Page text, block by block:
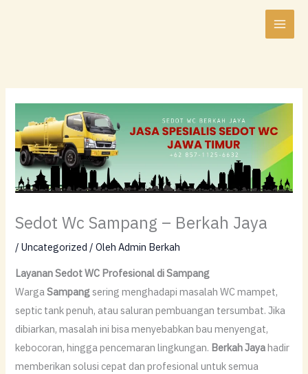
Sedot Wc Sampang – Berkah Jaya
/Uncategorized / OlehAdmin Berkah
Layanan Sedot WC Profesional di Sampang
WargaSampangsering menghadapi masalah WC mampet,
septic tank penuh, atau saluran pembuangan tersumbat. Jika
dibiarkan, masalah ini bisa menyebabkan bau menyengat,
kebocoran, hingga pencemaran lingkungan. Berkah Jayahadir
memberikan solusi cepat dan profesional untuk semua